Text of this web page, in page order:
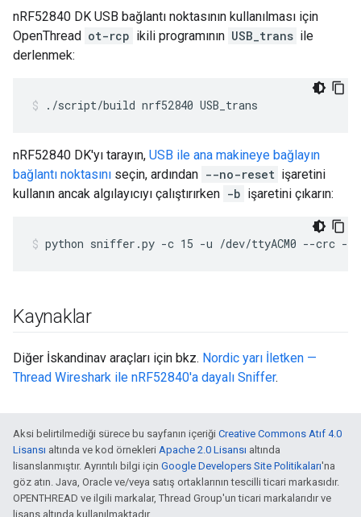
nRF52840 DK USB bağlantı noktasının kullanılması için
OpenThread ot-rcp ikili programının USB_trans ile
derlenmek:
./script/build nrf52840 USB_trans
nRF52840 DK'yı tarayın, USB ile ana makineye bağlayın
bağlantı noktasını seçin, ardından --no-reset işaretini
kullanın ancak algılayıcıyı çalıştırırken -b işaretini çıkarın:
python sniffer.py -c 15 -u /dev/ttyACM0 --crc
Kaynaklar
Diğer İskandinav araçları için bkz. Nordic yarı İletken —
Thread Wireshark ile nRF52840'a dayalı Sniffer.
Aksi belirtilmediği sürece bu sayfanın içeriği Creative Commons Atıf 4.0
Lisansı altında ve kod örnekleri Apache 2.0 Lisansı altında
lisanslanmıştır. Ayrıntılı bilgi için Google Developers Site Politikaları'na
göz atın. Java, Oracle ve/veya satış ortaklarının tescilli ticari markasıdır.
OPENTHREAD ve ilgili markalar, Thread Group'un ticari markalarıdır ve
lisans altında kullanılmaktadır.